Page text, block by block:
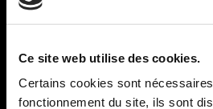
Ce site web utilise des cookies.
Certains cookies sont
fonctionnement du site, ils sont
Notre agence
Vos enjeux
Notre culture
Nos
Notre